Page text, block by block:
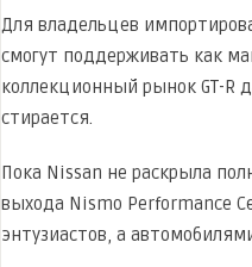
Для владельцев
смогут поддерживать как
коллекционный рынок GT-R
стирается.
Пока Nissan не раскрыла
выхода Nismo Performance
энтузиастов, а